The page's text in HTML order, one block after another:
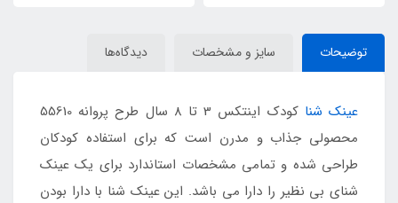
توضیحات سایز و مشخصات دیدگاه‌ها
عینک شنا
کودک اینتکس 3 تا 8 سال طرح پروانه 55610
محصولی جذاب و مدرن است که برای استفاده کودکان
طراحی شده و تمامی مشخصات استاندارد برای یک عینک
شنای بی نظیر را دارا می باشد. این عینک شنا با دارا بودن